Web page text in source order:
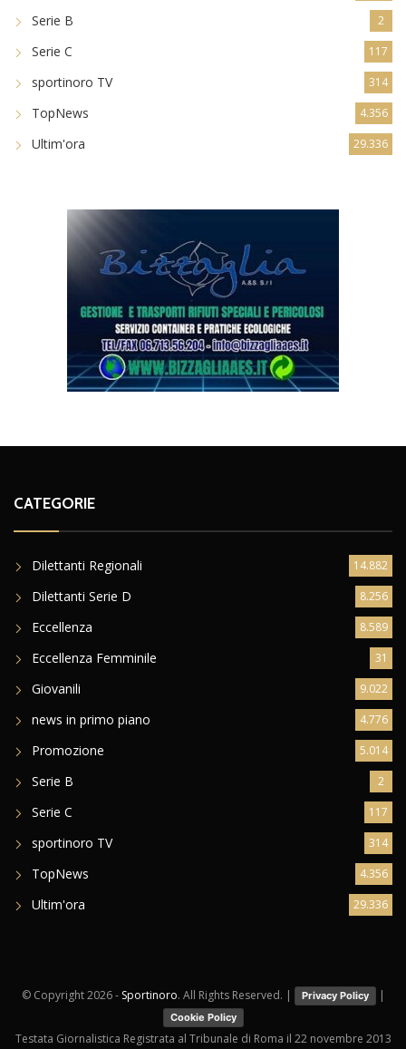
Serie B 2
Serie C 117
sportinoro TV 314
TopNews 4.356
Ultim'ora 29.336
CATEGORIE
Dilettanti Regionali 14.882
Dilettanti Serie D 8.256
Eccellenza 8.589
Eccellenza Femminile 31
Giovanili 9.022
news in primo piano 4.776
Promozione 5.014
Serie B 2
Serie C 117
sportinoro TV 314
TopNews 4.356
Ultim'ora 29.336
© Copyright2026 - Sportinoro. All Rights Reserved. | Privacy Policy |
Cookie Policy
Testata Giornalistica Registrata al Tribunale di Roma il 22 novembre 2013